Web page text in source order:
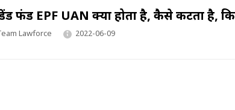
फंड EPF UAN क्या होता है, कैसे कटता है,
Lawforce 2022-06-09